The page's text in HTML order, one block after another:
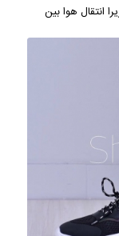
هوا بین